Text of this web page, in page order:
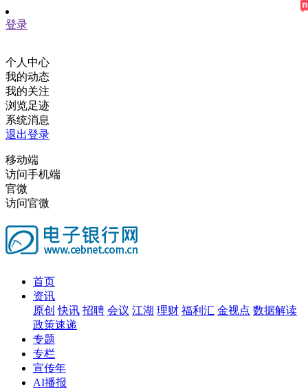
登录
个人中心
我的动态
我的关注
浏览足迹
系统消息
退出登录
移动端
访问手机端
官微
访问官微
首页
资讯
原创 快讯 招聘 会议 江湖 理财 福利汇 金视点 数据解读
政策速递
专题
专栏
宣传年
AI播报